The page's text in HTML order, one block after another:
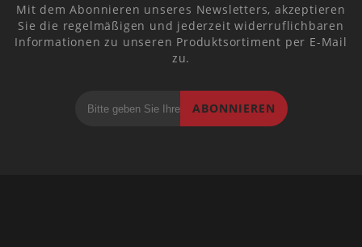
Mit dem Abonnieren unseres Newsletters, akzeptieren
Sie die regelmäßigen und jederzeit widerruflichbaren
Informationen zu unseren Produktsortiment per E-Mail
zu.
ABONNIEREN